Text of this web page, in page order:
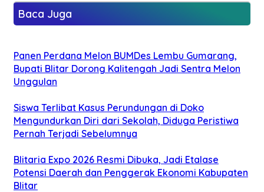
Baca Juga
Panen Perdana Melon BUMDes Lembu Gumarang,
Bupati Blitar Dorong Kalitengah Jadi Sentra Melon
Unggulan
Siswa Terlibat Kasus Perundungan di Doko
Mengundurkan Diri dari Sekolah, Diduga Peristiwa
Pernah Terjadi Sebelumnya
Blitaria Expo 2026 Resmi Dibuka, Jadi Etalase
Potensi Daerah dan Penggerak Ekonomi Kabupaten
Blitar